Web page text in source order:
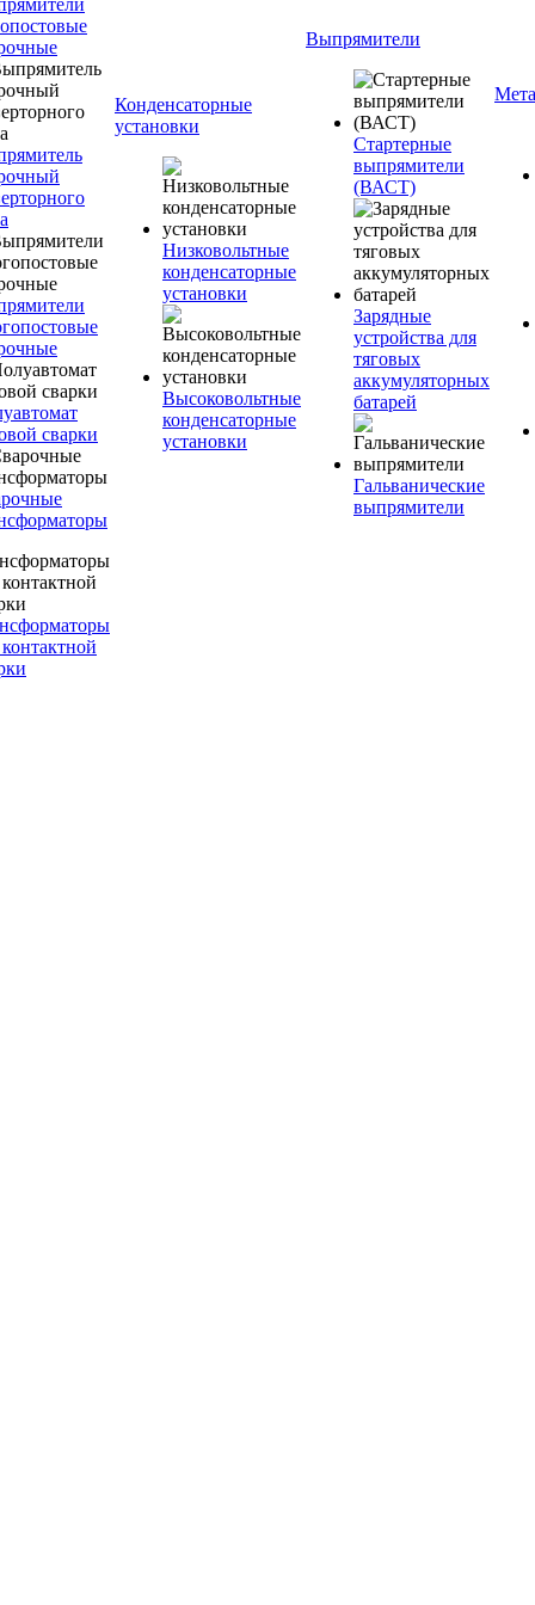
сварки
Конденсаторные
установки
Низковольтные
конденсаторные
установки
Высоковольтные
конденсаторные
установки
Выпрямители
Стартерные
выпрямители
(ВАСТ)
Зарядные
устройства для
тяговых
аккумуляторных
батарей
Гальванические
выпрямители